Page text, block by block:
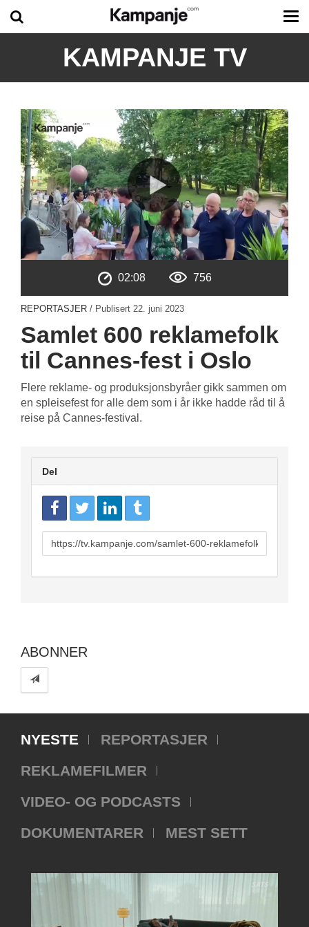
KAMPANJE TV
02:08 756
REPORTASJER / Publisert 22. juni 2023
Samlet 600 reklamefolk
til Cannes-fest i Oslo
Flere reklame- og produksjonsbyråer gikk sammen om
en spleisefest for alle dem som i år ikke hadde råd til å
reise på Cannes-festival.
Del
URL
to
ABONNER
NYESTE
REPORTASJER
REKLAMEFILMER
VIDEO- OG PODCASTS
DOKUMENTARER
MEST SETT